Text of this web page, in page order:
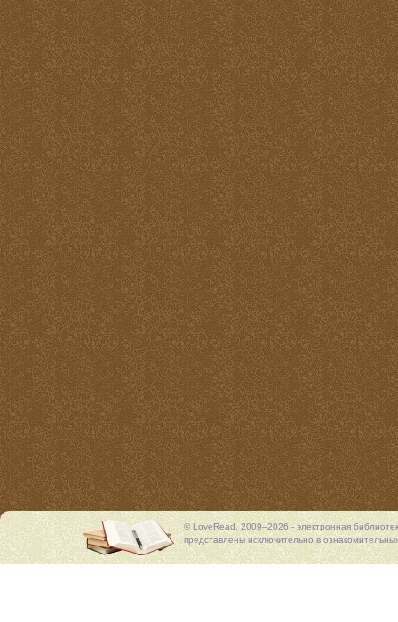
© LoveRead, 2009–2026 - электронная
представлены исключительно в